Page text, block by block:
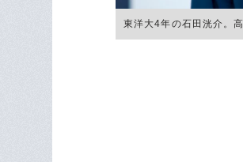
東洋大4年の石田洸介。